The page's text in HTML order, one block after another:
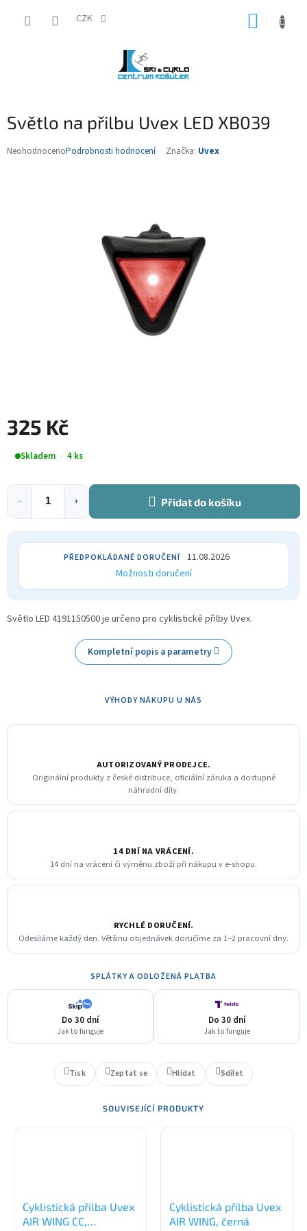
CZK
Světlo na přilbu Uvex LED XB039
Průměrné
NeohodnocenoPodrobnosti hodnocení Značka: Uvex
325 Kč
Měrná
cena:
Skladem 4 ks
+
− Přidat do košíku
11.08.2026
Možnosti doručení
Světlo LED 4191150500 je určeno pro cyklistické přilby Uvex.
Kompletní popis a parametry
VÝHODY NÁKUPU U NÁS
AUTORIZOVANÝ PRODEJCE.
Originální produkty z české distribuce, oficiální záruka a dostupné
náhradní díly.
14 DNÍ NA VRÁCENÍ.
14 dní na vrácení či výměnu zboží při nákupu v e-shopu.
RYCHLÉ DORUČENÍ.
Odesíláme každý den. Většinu objednávek doručíme za 1–2 pracovní dny.
SPLÁTKY A ODLOŽENÁ PLATBA
Do 30 dní
Jak to funguje
Do 30 dní
Jak to funguje
Tisk Zeptat se Hlídat Sdílet
SOUVISEJÍCÍ PRODUKTY
Cyklistická přilba Uvex
AIR WING CC,
Cyklistická přilba Uvex
AIR WING, černá